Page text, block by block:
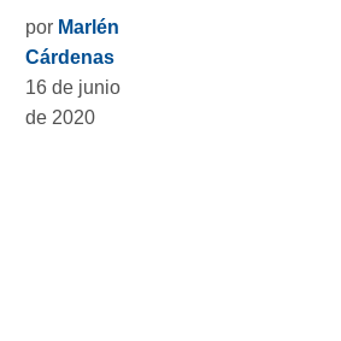
por Marlén
Cárdenas
16 de junio
de 2020